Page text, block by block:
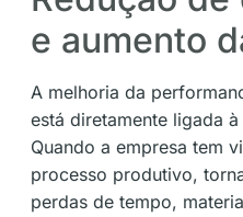
e aumento
A melhoria da
está diretamente ligada
Quando a empresa tem
processo produtivo,
perdas de tempo,